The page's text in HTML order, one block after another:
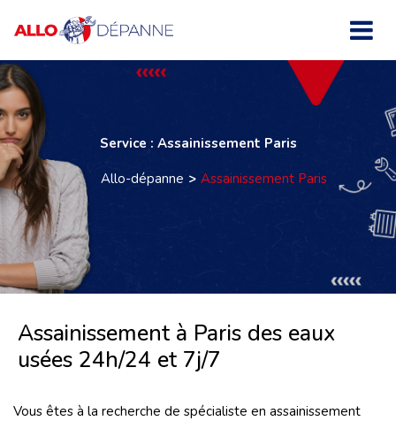
Service : Assainissement Paris
Allo-dépanne
Assainissement Paris
Assainissement à Paris des eaux
usées 24h/24 et 7j/7
Vous êtes à la recherche de spécialiste en assainissement